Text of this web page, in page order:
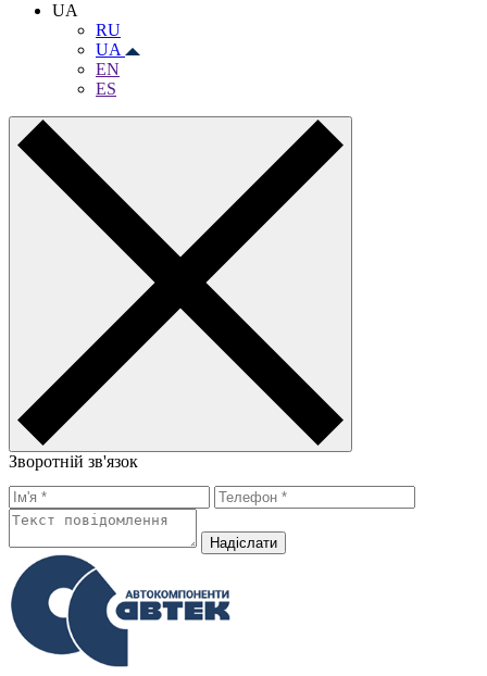
UA
RU
UA
EN
ES
Зворотній зв'язок
Надiслати